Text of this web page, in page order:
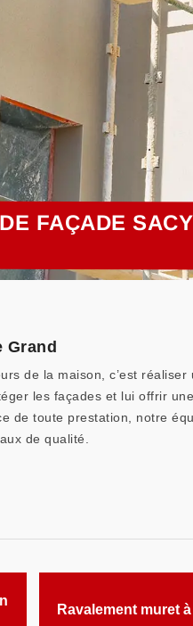
FAÇADE
Grand
de la maison, c’est
les façades et lui offrir
de toute prestation, notre
de qualité.
Ravalement muret